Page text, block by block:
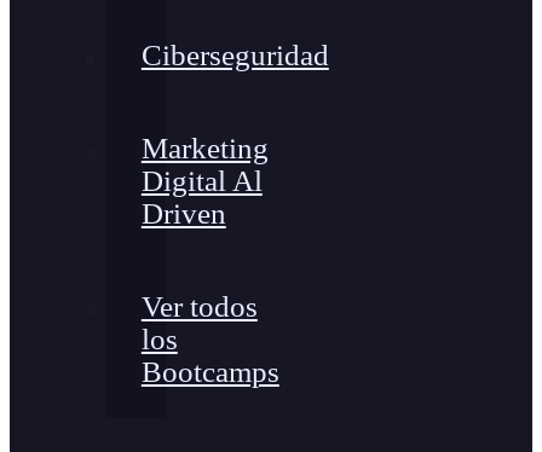
Ciberseguridad
Marketing
Digital Al
Driven
Ver todos
los
Bootcamps